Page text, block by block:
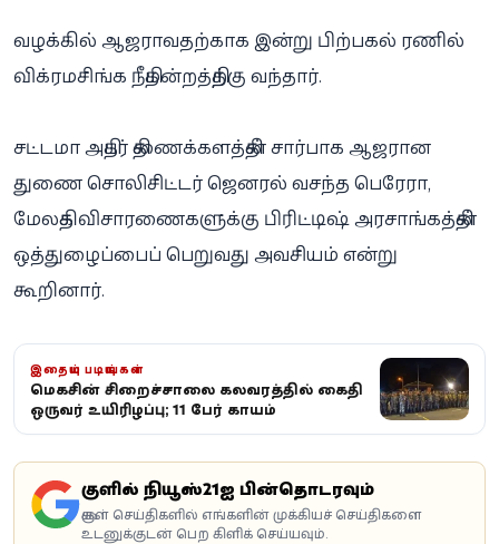
வழக்கில் ஆஜராவதற்காக இன்று பிற்பகல் ரணில்
விக்ரமசிங்க நீதிமன்றத்திற்கு வந்தார்.
சட்டமா அதிபர் திணைக்களத்தின் சார்பாக ஆஜரான
துணை சொலிசிட்டர் ஜெனரல் வசந்த பெரேரா,
மேலதிக விசாரணைகளுக்கு பிரிட்டிஷ் அரசாங்கத்தின்
ஒத்துழைப்பைப் பெறுவது அவசியம் என்று
கூறினார்.
இதையும் படியுங்கள்
மெகசின் சிறைச்சாலை கலவரத்தில் கைதி
ஒருவர் உயிரிழப்பு; 11 பேர் காயம்
கூகுளில் நியூஸ்21ஐ பின்தொடரவும்
கூகுள் செய்திகளில் எங்களின் முக்கியச் செய்திகளை
உடனுக்குடன் பெற கிளிக் செய்யவும்.